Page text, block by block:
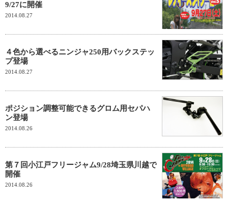
9/27に開催
2014.08.27
４色から選べるニンジャ250用バックステッ
プ登場
2014.08.27
ポジション調整可能できるグロム用セパハ
ン登場
2014.08.26
第７回小江戸フリージャム9/28埼玉県川越で
開催
2014.08.26